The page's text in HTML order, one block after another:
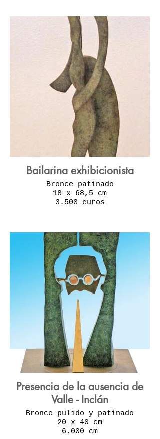
Bailarina exhibicionista
Bronce patinado
18 x 68,5 cm
3.500 euros
Presencia de la ausencia de
Valle - Inclán
Bronce pulido y patinado
20 x 40 cm
6.000 cm